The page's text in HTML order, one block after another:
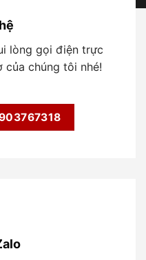
lòng gọi điện trực
chúng tôi nhé!